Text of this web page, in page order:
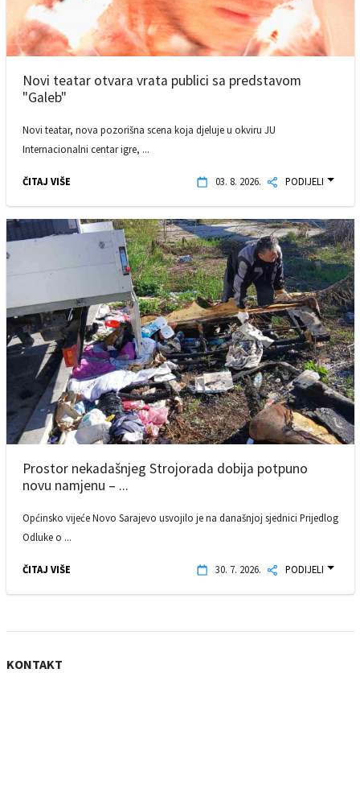
Novi teatar otvara vrata publici sa predstavom
"Galeb"
Novi teatar, nova pozorišna scena koja djeluje u okviru JU
Internacionalni centar igre, ...
ČITAJ VIŠE 03. 8. 2026. PODIJELI
Prostor nekadašnjeg Strojorada dobija potpuno
novu namjenu – ...
Općinsko vijeće Novo Sarajevo usvojilo je na današnjoj sjednici Prijedlog
Odluke o ...
ČITAJ VIŠE 30. 7. 2026. PODIJELI
KONTAKT